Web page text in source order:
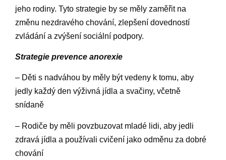
jeho rodiny. Tyto strategie by se měly zaměřit na
změnu nezdravého chování, zlepšení dovedností
zvládání a zvýšení sociální podpory.
Strategie prevence anorexie
– Děti s nadváhou by měly být vedeny k tomu, aby
jedly každý den výživná jídla a svačiny, včetně
snídaně
– Rodiče by měli povzbuzovat mladé lidi, aby jedli
zdravá jídla a používali cvičení jako odměnu za dobré
chování